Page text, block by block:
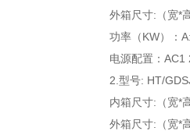
外箱尺寸:（宽*
功率（KW）：
电源配置：AC1
2.型号: HT/
内箱尺寸:（宽*
外箱尺寸:（宽*